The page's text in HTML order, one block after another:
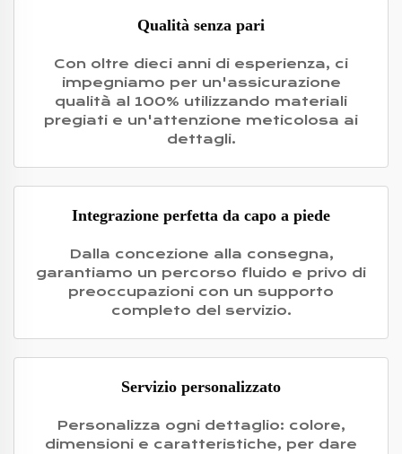
Qualità senza pari
Con oltre dieci anni di esperienza, ci
impegniamo per un'assicurazione
qualità al 100% utilizzando materiali
pregiati e un'attenzione meticolosa ai
dettagli.
Integrazione perfetta da capo a piede
Dalla concezione alla consegna,
garantiamo un percorso fluido e privo di
preoccupazioni con un supporto
completo del servizio.
Servizio personalizzato
Personalizza ogni dettaglio: colore,
dimensioni e caratteristiche, per dare